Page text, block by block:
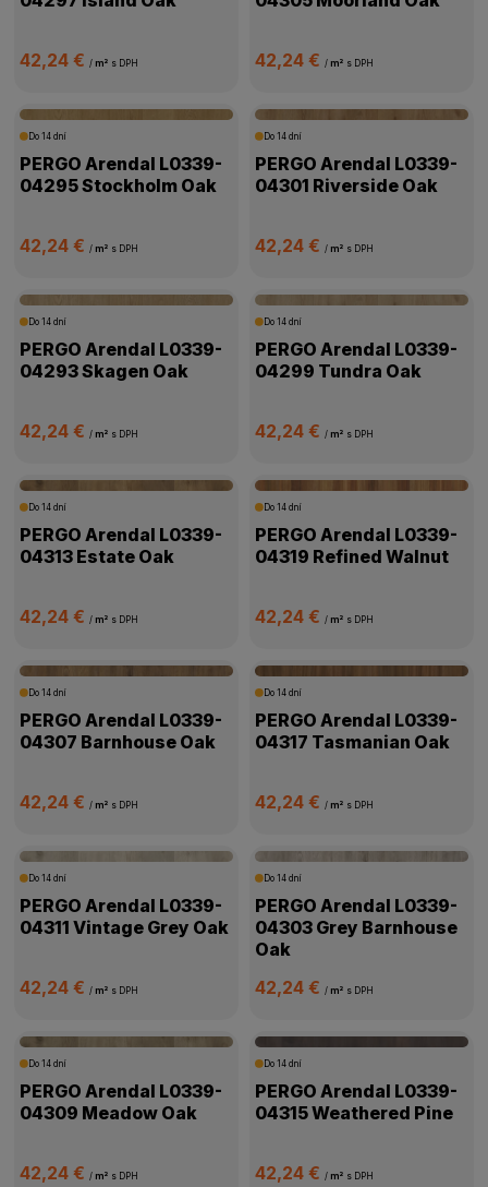
42,24 €/ m² s DPH 42,24 € / m² s DPH
Do 14 dní
PERGO Arendal L0339-
04295 Stockholm Oak
42,24 €/ m² s DPH
Do 14 dní
PERGO Arendal L0339-
04301 Riverside Oak
42,24 € / m² s DPH
Do 14 dní
PERGO Arendal L0339-
04293 Skagen Oak
42,24 €/ m² s DPH
Do 14 dní
PERGO Arendal L0339-
04299 Tundra Oak
42,24 € / m² s DPH
Do 14 dní
PERGO Arendal L0339-
04313 Estate Oak
42,24 €/ m² s DPH
Do 14 dní
PERGO Arendal L0339-
04319 Refined Walnut
42,24 € / m² s DPH
Do 14 dní
PERGO Arendal L0339-
04307 Barnhouse Oak
42,24 €/ m² s DPH
Do 14 dní
PERGO Arendal L0339-
04317 Tasmanian Oak
42,24 € / m² s DPH
Do 14 dní
PERGO Arendal L0339-
04311 Vintage Grey Oak
42,24 €/ m² s DPH
Do 14 dní
PERGO Arendal L0339-
04303 Grey Barnhouse
Oak
42,24 € / m² s DPH
Do 14 dní
PERGO Arendal L0339-
04309 Meadow Oak
42,24 €/ m² s DPH
Do 14 dní
PERGO Arendal L0339-
04315 Weathered Pine
42,24 € / m² s DPH